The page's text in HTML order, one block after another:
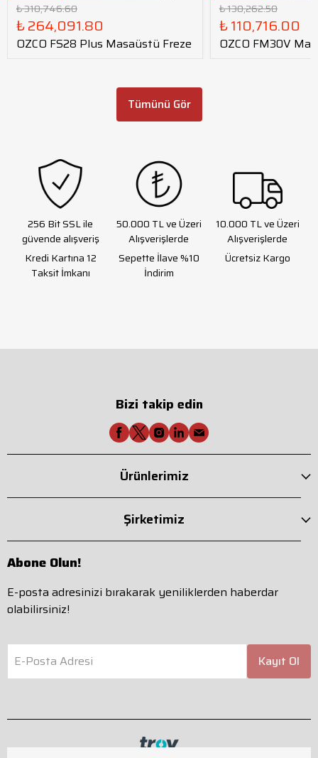
₺ 310,746.60
₺ 264,091.80
OZCO FS28 Plus Masaüstü Freze
₺ 130,262.50
₺ 110,716.00
OZCO FM30V
Tümünü Gör
256 Bit SSL ile
güvende alışveriş
Kredi Kartına 12
Taksit İmkanı
50.000 TL ve Üzeri
Alışverişlerde
Sepette İlave %10
İndirim
10.000 TL ve Üzeri
Alışverişlerde
Ücretsiz Kargo
Bizi takip edin
Ürünlerimiz
Şirketimiz
Abone Olun!
E-posta adresinizi bırakarak yeniliklerden haberdar
olabilirsiniz!
E-Posta Adresi Kayıt Ol